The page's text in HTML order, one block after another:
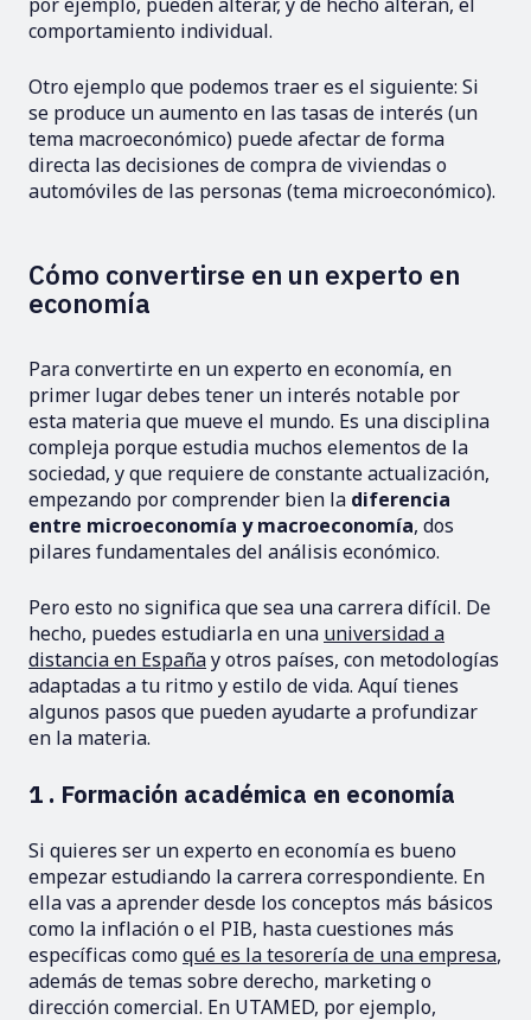
comportamiento individual.
Otro ejemplo que podemos traer es el siguiente: Si
se produce un aumento en las tasas de interés (un
tema macroeconómico) puede afectar de forma
directa las decisiones de compra de viviendas o
automóviles de las personas (tema microeconómico).
Cómo convertirse en un experto en
economía
Para convertirte en un experto en economía, en
primer lugar debes tener un interés notable por
esta materia que mueve el mundo. Es una disciplina
compleja porque estudia muchos elementos de la
sociedad, y que requiere de constante actualización,
empezando por comprender bien la diferencia
entre microeconomía y macroeconomía, dos
pilares fundamentales del análisis económico.
Pero esto no significa que sea una carrera difícil. De
hecho, puedes estudiarla en una universidad a
distancia en Españay otros países, con metodologías
adaptadas a tu ritmo y estilo de vida. Aquí tienes
algunos pasos que pueden ayudarte a profundizar
en la materia.
1 . Formación académica en economía
Si quieres ser un experto en economía es bueno
empezar estudiando la carrera correspondiente. En
ella vas a aprender desde los conceptos más básicos
como la inflación o el PIB, hasta cuestiones más
específicas comoqué es la tesorería de una empresa,
además de temas sobre derecho, marketing o
dirección comercial. En UTAMED, por ejemplo,